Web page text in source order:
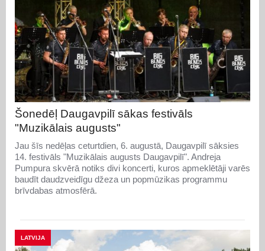
Šonedēļ Daugavpilī sākas festivāls
"Muzikālais augusts"
Jau šīs nedēļas ceturtdien, 6. augustā, Daugavpilī sāksies
14. festivāls "Muzikālais augusts Daugavpilī". Andreja
Pumpura skvērā notiks divi koncerti, kuros apmeklētāji varēs
baudīt daudzveidīgu džeza un popmūzikas programmu
brīvdabas atmosfērā.
LATVIJA